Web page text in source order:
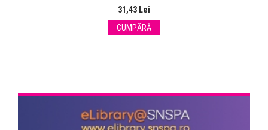
31,43 Lei
CUMPĂRĂ